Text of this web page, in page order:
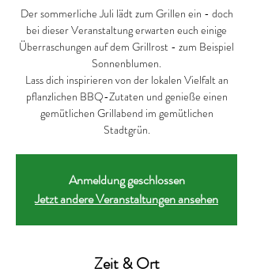
Der sommerliche Juli lädt zum Grillen ein - doch
bei dieser Veranstaltung erwarten euch einige
Überraschungen auf dem Grillrost - zum Beispiel
Sonnenblumen.
Lass dich inspirieren von der lokalen Vielfalt an
pflanzlichen BBQ-Zutaten und genieße einen
gemütlichen Grillabend im gemütlichen
Stadtgrün.
Anmeldung geschlossen
Jetzt andere Veranstaltungen ansehen
Zeit & Ort